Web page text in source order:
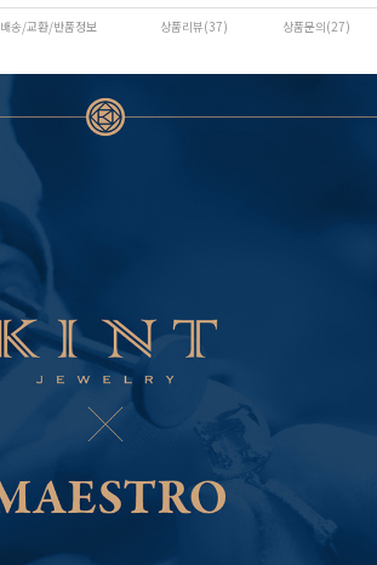
배송/교환/반품정보 상품리뷰(37) 상품문의(27)